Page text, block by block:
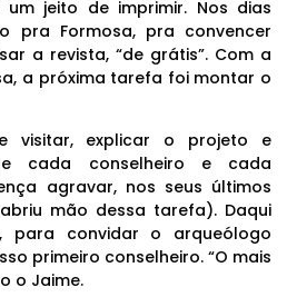
jeito de imprimir. Nos dias
pra Formosa, pra convencer
a revista, “de grátis”. Com a
a próxima tarefa foi montar o
visitar, explicar o projeto e
cada conselheiro e cada
agravar, nos seus últimos
mão dessa tarefa). Daqui
para convidar o arqueólogo
primeiro conselheiro. “O mais
o Jaime.